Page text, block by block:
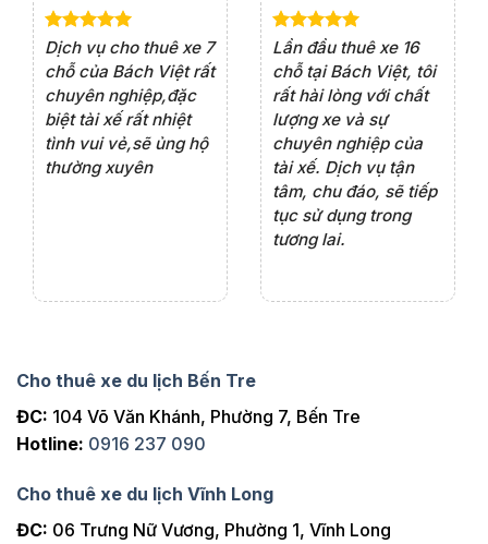
Dịch vụ cho thuê xe 7
chỗ của Bách Việt rất
chuyên nghiệp,đặc
biệt tài xế rất nhiệt
tình vui vẻ,sẽ ủng hộ
thường xuyên
Lần đầu thuê xe 16
chỗ tại Bách Việt, tôi
rất hài lòng với chất
lượng xe và sự
chuyên nghiệp của
tài xế. Dịch vụ tận
tâm, chu đáo, sẽ tiếp
tục sử dụng trong
tương lai.
Cho thuê xe du lịch Bến Tre
ĐC: 104 Võ Văn Khánh, Phường 7, Bến Tre
Hotline: 0916 237 090
Cho thuê xe du lịch Vĩnh Long
ĐC: 06 Trưng Nữ Vương, Phường 1, Vĩnh Long